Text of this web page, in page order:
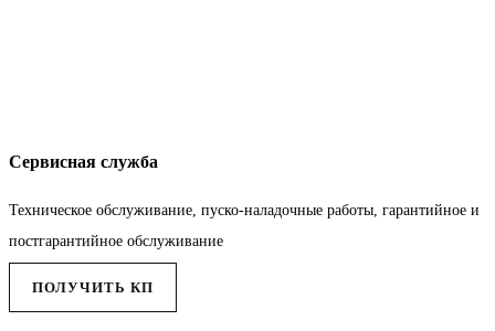
Сервисная служба
Техническое обслуживание, пуско-наладочные работы, гарантийное и
постгарантийное обслуживание
ПОЛУЧИТЬ КП